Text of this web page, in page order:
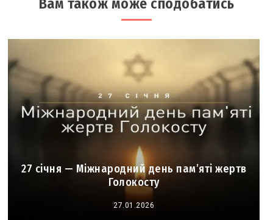
Вам також може сподобатись
27 січня — Міжнародний день пам’яті жертв
Голокосту
27.01.2026